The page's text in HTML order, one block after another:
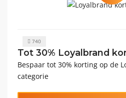
740
Tot 30% Loyalbrand
Bespaar tot 30% korting op de
categorie